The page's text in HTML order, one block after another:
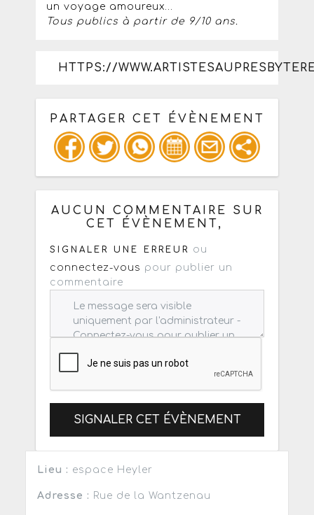
un voyage amoureux…
Tous publics à partir de 9/10 ans.
HTTPS://
PARTAGER CET ÉVÈNEMENT
Copiez les infos ci-dessous pour un
: mail / forum / réseau social
AUCUN COMMENTAIRE SUR
CET ÉVÈNEMENT,
SIGNALER UNE ERREUR
ou
connectez-vous pour publier un
commentaire
SIGNALER CET ÉVÈNEMENT
Lieu : espace Heyler
Adresse : Rue de la Wantzenau